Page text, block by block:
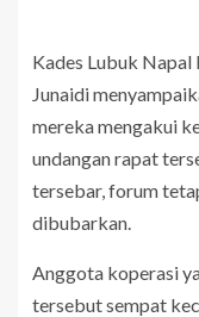
Kades Lubuk
Junaidi
mereka mengakui
undangan rapat
tersebar, forum
dibubarkan.
Anggota koperasi
tersebut sempat